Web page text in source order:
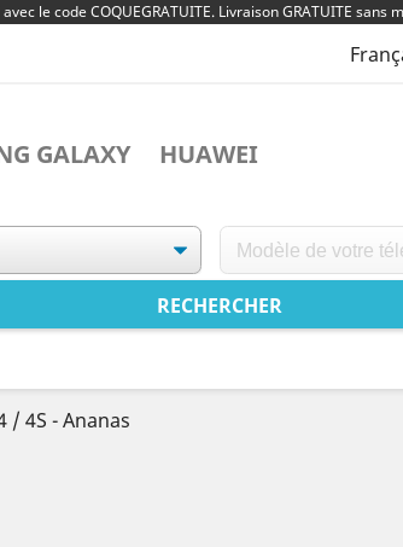
le code COQUEGRATUITE. Livraison GRATUITE sans
GALAXY HUAWEI
/ 4S - Ananas